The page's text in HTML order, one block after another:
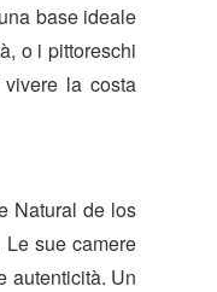
base ideale
o i pittoreschi
la costa
Natural de los
sue camere
autenticità. Un